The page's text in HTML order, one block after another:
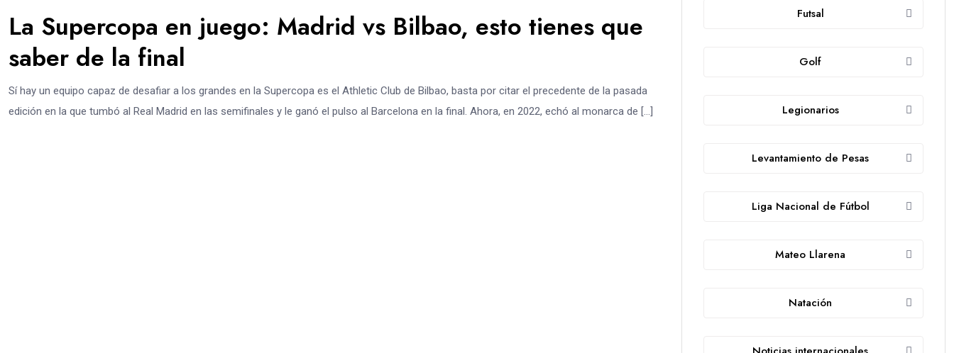
La Supercopa en juego: Madrid vs Bilbao, esto tienes que
saber de la final
Sí hay un equipo capaz de desafiar a los grandes en la Supercopa es el Athletic Club de Bilbao, basta por citar el precedente de la pasada
edición en la que tumbó al Real Madrid en las semifinales y le ganó el pulso al Barcelona en la final. Ahora, en 2022, echó al monarca de […]
Futsal
Golf
Legionarios
Levantamiento de Pesas
Liga Nacional de Fútbol
Mateo Llarena
Natación